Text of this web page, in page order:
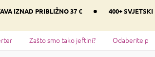
IZNAD PRIBLIŽNO 37 € • 400+
Zašto smo tako jeftini? Odaberite